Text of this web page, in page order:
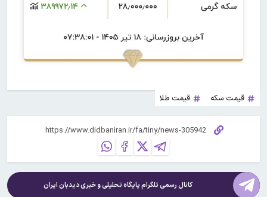
قیمت سکه قیمت طلا
کانال رسمی تلگرام پایگاه تحلیلی و خبریدیدبان ایران